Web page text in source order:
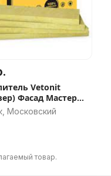
Vetonit
Фасад Мастер
плотность) -
ОТ ОБЬЕМА
Московский
товар.